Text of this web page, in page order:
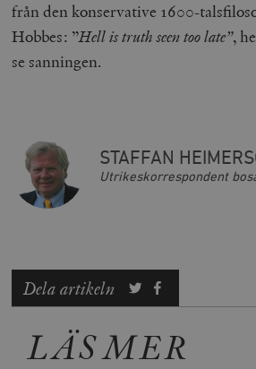
från den konservative 1600-
Hobbes: ”Hell is truth seen too late”,
se sanningen.
STAFFAN
Utrikeskorrespondent
Dela artikeln
LÄS MER